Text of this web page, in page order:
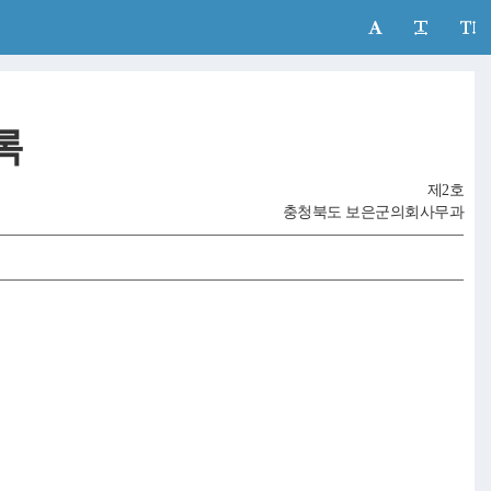
제2호
충청북도 보은군의회사무과